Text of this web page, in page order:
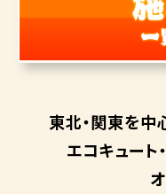
東北・関東を中
エコキュート・